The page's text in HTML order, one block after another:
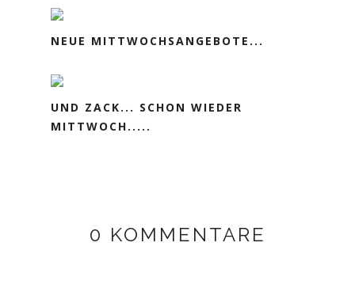
NEUE MITTWOCHSANGEBOTE...
UND ZACK... SCHON WIEDER
MITTWOCH.....
0 KOMMENTARE